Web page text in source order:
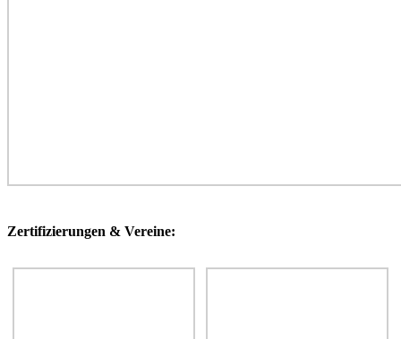
Zertifizierungen & Vereine: